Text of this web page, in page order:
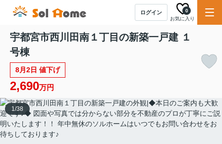
ログイン
お気に入り
0
宇都宮市西川田南１丁目の新築一戸建 １
号棟
8月2日 値下げ
2,690万円
1/38